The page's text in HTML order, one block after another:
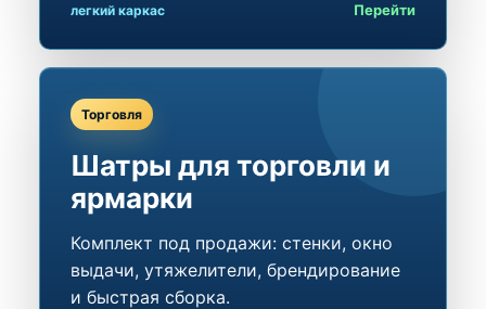
легкий каркас Перейти
Торговля
Шатры для торговли и
ярмарки
Комплект под продажи: стенки, окно
выдачи, утяжелители, брендирование
и быстрая сборка.